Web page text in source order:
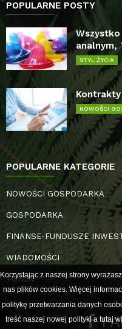
POPULARNE POSTY
analnym,
STYL ŻYCIA
Kontrakty
NOWOŚCI
POPULARNE KATEGORIE
NOWOŚCI GOSPODARKA
GOSPODARKA
FINANSE-FUNDUSZE
WIADOMOŚCI
TORUŃ
Korzystając z naszej strony
nas plików cookies. Więcej
politykę przetwarzania danych
treść naszej nowej polityki a tutaj